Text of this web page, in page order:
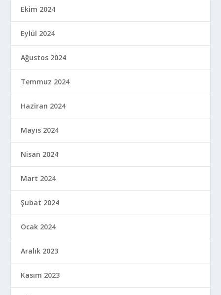
Ekim 2024
Eylül 2024
Ağustos 2024
Temmuz 2024
Haziran 2024
Mayıs 2024
Nisan 2024
Mart 2024
Şubat 2024
Ocak 2024
Aralık 2023
Kasım 2023